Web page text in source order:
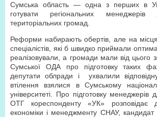
Сумська область — одна з перших в
готувати регіональних менеджерів
територіальних громад.
Реформи набирають обертів, але на
спеціалістів, які б швидко приймали
реалізовували, а громади мали від цього
Сумської ОДА про підготовку таких
депутати облради і ухвалили
втілення взялися в Сумському
університеті. Про підготовку менеджерів
ОТГ кореспонденту «УК» розповідає
економіки і менеджменту СНАУ, кандидат